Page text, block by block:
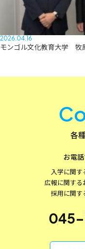
2026.04.16
モンゴル文化教育大学 牧
各
お電
入学に関す
広報に関する
採用に関す
045-